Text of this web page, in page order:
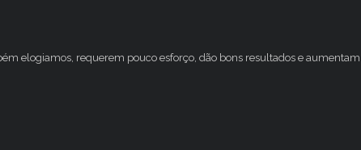
elogiamos, requerem pouco esforço, dão bons resultados e